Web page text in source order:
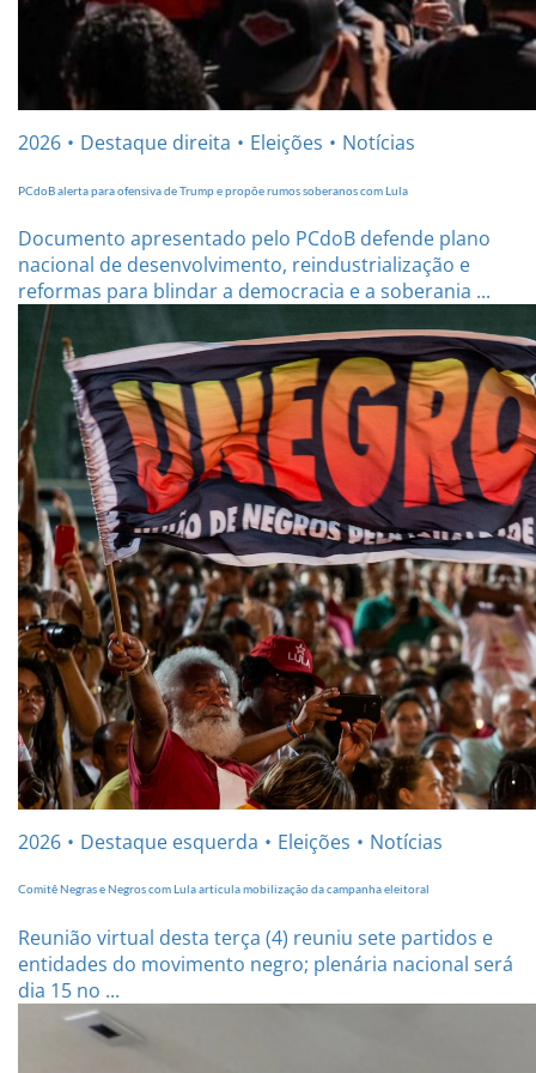
2026 Destaque direita Eleições Notícias
PCdoB alerta para ofensiva de Trump e propõe rumos soberanos com Lula
Documento apresentado pelo PCdoB defende plano
nacional de desenvolvimento, reindustrialização e
reformas para blindar a democracia e a soberania ...
2026 Destaque esquerda Eleições Notícias
Comitê Negras e Negros com Lula articula mobilização da campanha eleitoral
Reunião virtual desta terça (4) reuniu sete partidos e
entidades do movimento negro; plenária nacional será
dia 15 no ...